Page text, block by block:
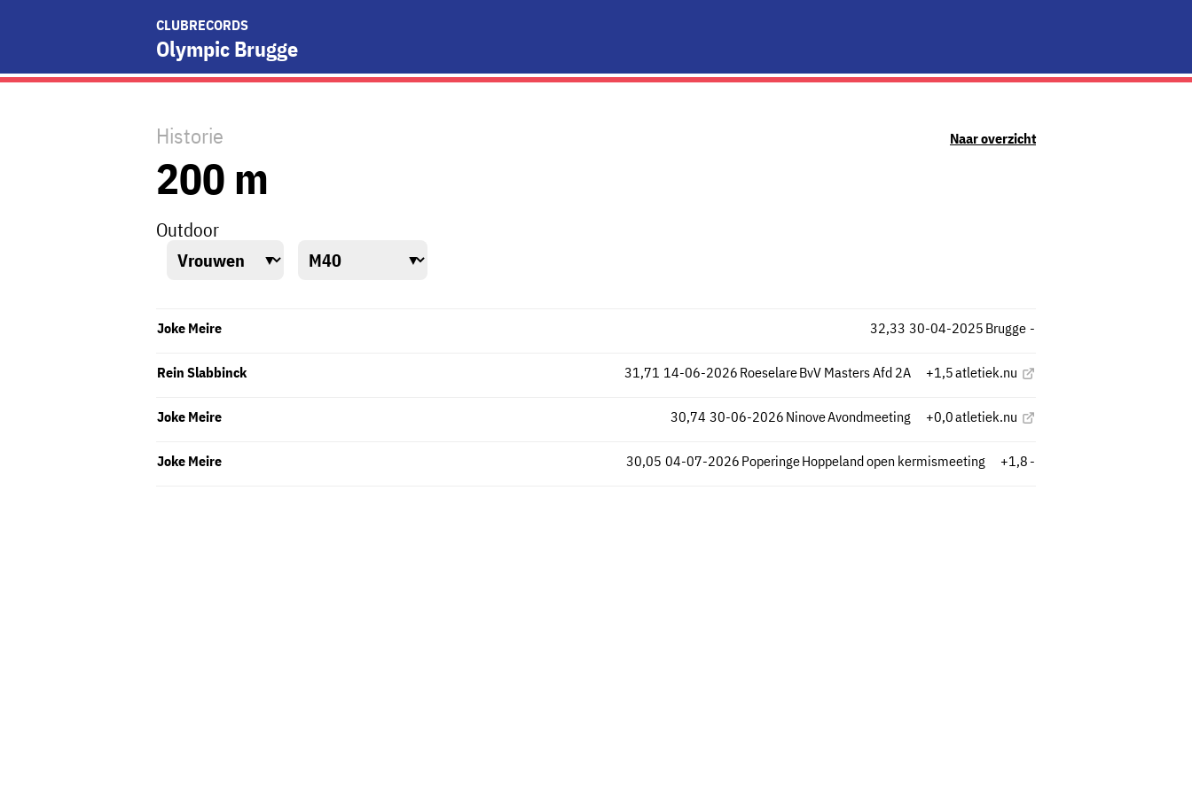
CLUBRECORDS
Olympic Brugge
Historie Naar overzicht
200 m
Outdoor
Joke Meire Brugge
32,33 -
30-04-2025
Rein Slabbinck RoeselareBvV Masters Afd 2A
31,71 +1,5atletiek.nu
14-06-2026
Joke Meire NinoveAvondmeeting
30,74 +0,0atletiek.nu
30-06-2026
Joke Meire PoperingeHoppeland open kermismeeting
30,05 +1,8 -
04-07-2026